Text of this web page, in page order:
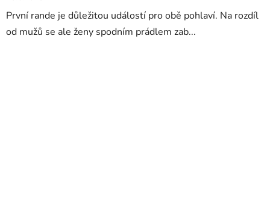
První rande je důležitou událostí pro obě pohlaví. Na rozdíl
od mužů se ale ženy spodním prádlem zab...